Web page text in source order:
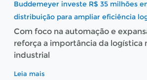
Indústria catarinense participa de
com peças de alta precisão
Fundição Altona, de Blumenau,
componentes para a base de
foguetes
Leia mais